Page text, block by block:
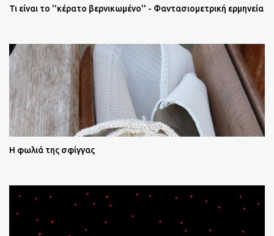
Τι είναι το ''κέρατο βερνικωμένο'' - Φαντασιομετρική ερμηνεία
Η φωλιά της σφίγγας